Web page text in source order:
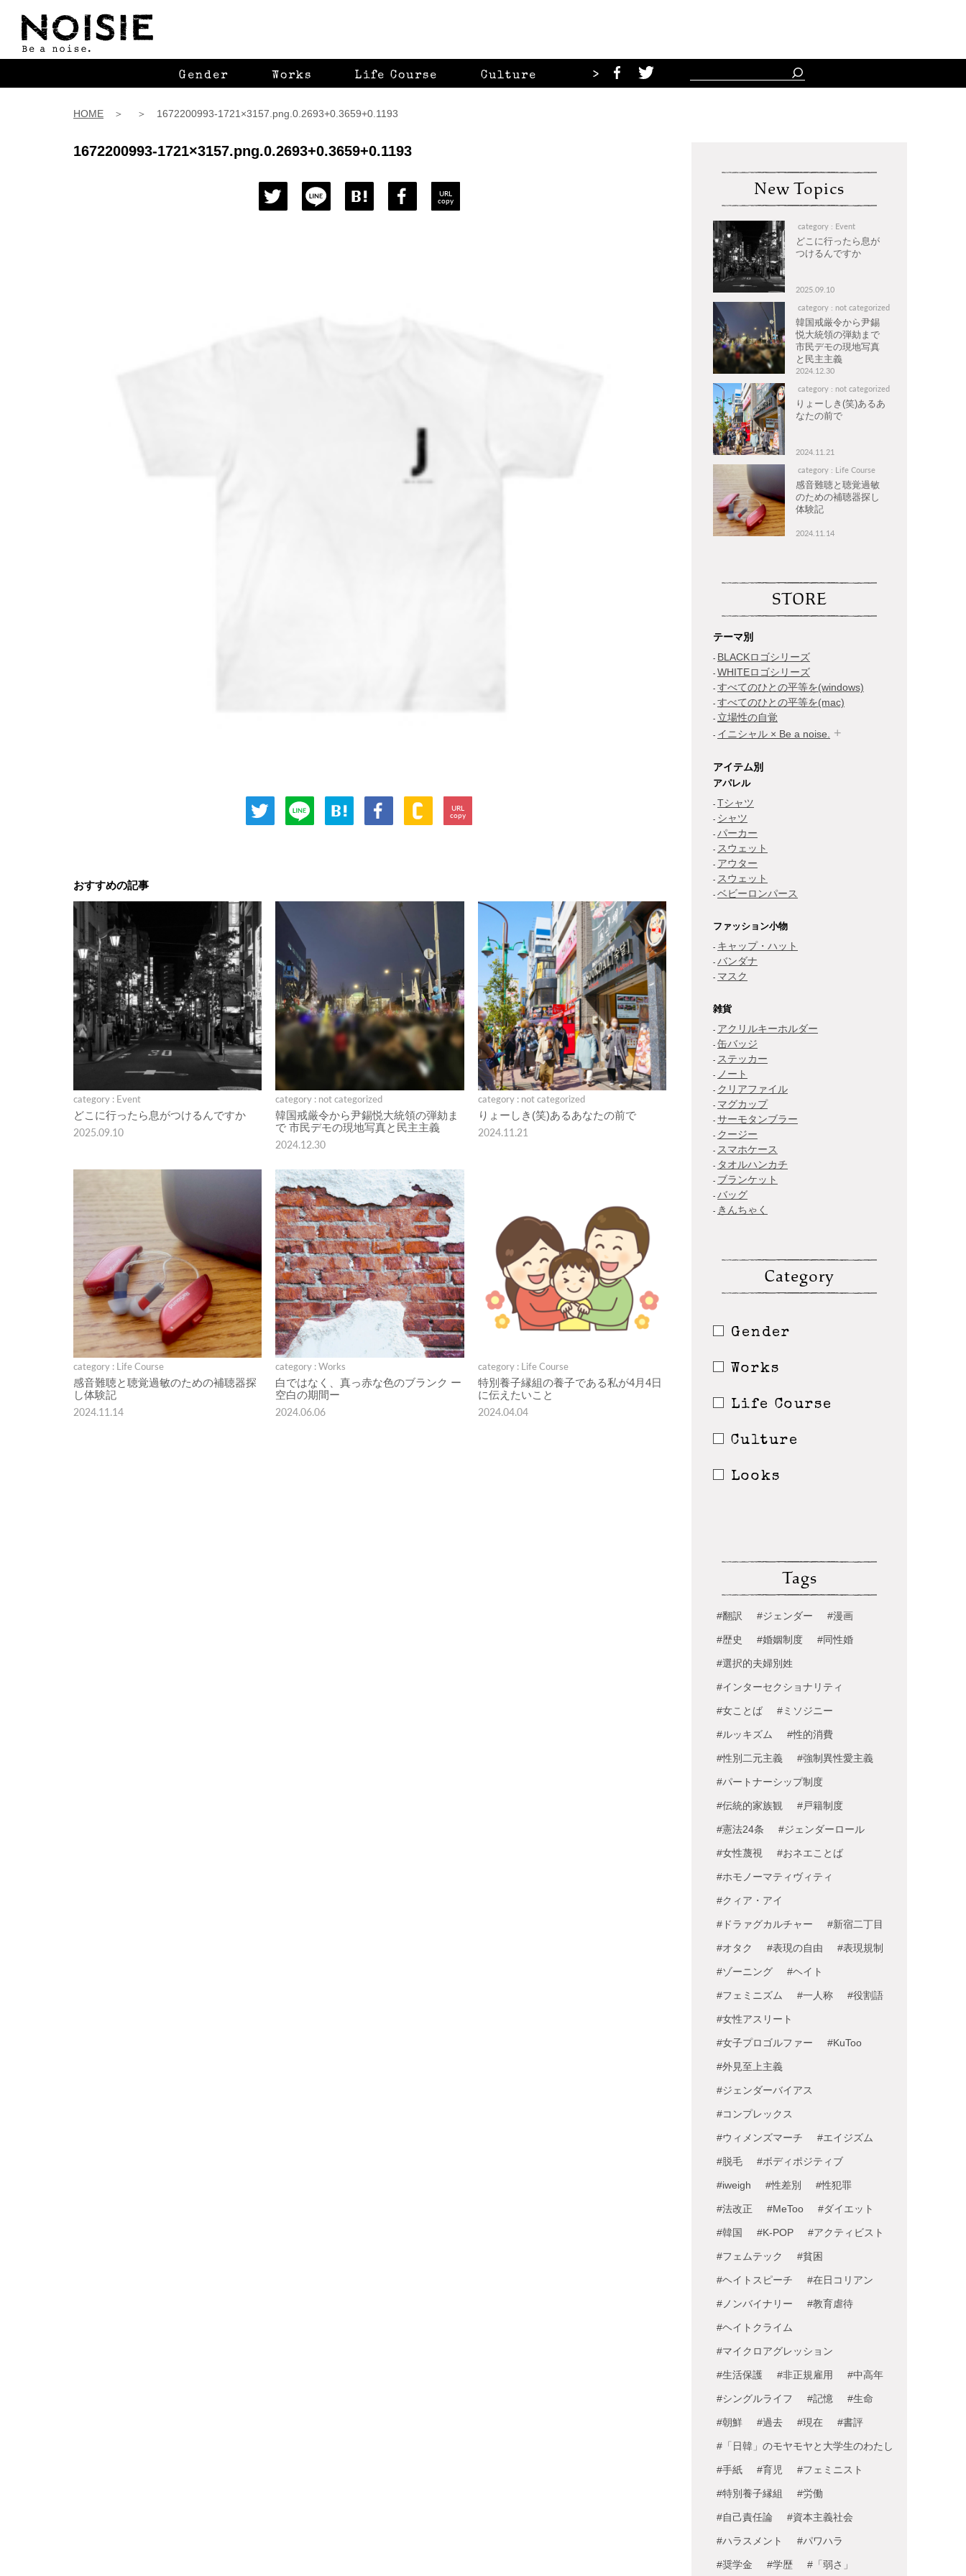
Gender Works Life Course Culture Looks
>
HOME ＞ ＞ 1672200993-1721×3157.png.0.2693+0.3659+0.1193
1672200993-1721×3157.png.0.2693+0.3659+0.1193
URL
copy
URL
copy
おすすめの記事
category : Event
どこに行ったら息がつけるんですか
2025.09.10
category : not categorized
韓国戒厳令から尹錫悦大統領の弾劾ま
で 市民デモの現地写真と民主主義
2024.12.30
category : not categorized
りょーしき(笑)あるあなたの前で
2024.11.21
category : Life Course
感音難聴と聴覚過敏のための補聴器探
し体験記
2024.11.14
category : Works
白ではなく、真っ赤な色のブランク ー
空白の期間ー
2024.06.06
category : Life Course
特別養子縁組の養子である私が4月4日
に伝えたいこと
2024.04.04
New Topics
category : Event
どこに行ったら息が
つけるんですか
2025.09.10
category : not categorized
韓国戒厳令から尹錫
悦大統領の弾劾まで
市民デモの現地写真
と民主主義
2024.12.30
category : not categorized
りょーしき(笑)あるあ
なたの前で
2024.11.21
category : Life Course
感音難聴と聴覚過敏
のための補聴器探し
体験記
2024.11.14
STORE
テーマ別
BLACKロゴシリーズ
WHITEロゴシリーズ
すべてのひとの平等を(windows)
すべてのひとの平等を(mac)
立場性の自覚
イニシャル × Be a noise.
アイテム別
アパレル
Tシャツ
シャツ
パーカー
スウェット
アウター
スウェット
ベビーロンパース
ファッション小物
キャップ・ハット
バンダナ
マスク
雑貨
アクリルキーホルダー
缶バッジ
ステッカー
ノート
クリアファイル
マグカップ
サーモタンブラー
クージー
スマホケース
タオルハンカチ
ブランケット
バッグ
きんちゃく
Category
Gender
Works
Life Course
Culture
Looks
Tags
#翻訳 #ジェンダー #漫画
#歴史 #婚姻制度 #同性婚
#選択的夫婦別姓
#インターセクショナリティ
#女ことば #ミソジニー
#ルッキズム #性的消費
#性別二元主義 #強制異性愛主義
#パートナーシップ制度
#伝統的家族観 #戸籍制度
#憲法24条 #ジェンダーロール
#女性蔑視 #おネエことば
#ホモノーマティヴィティ
#クィア・アイ
#ドラァグカルチャー #新宿二丁目
#オタク #表現の自由 #表現規制
#ゾーニング #ヘイト
#フェミニズム #一人称 #役割語
#女性アスリート
#女子プロゴルファー #KuToo
#外見至上主義
#ジェンダーバイアス
#コンプレックス
#ウィメンズマーチ #エイジズム
#脱毛 #ボディポジティブ
#iweigh #性差別 #性犯罪
#法改正 #MeToo #ダイエット
#韓国 #K-POP #アクティビスト
#フェムテック #貧困
#ヘイトスピーチ #在日コリアン
#ノンバイナリー #教育虐待
#ヘイトクライム
#マイクロアグレッション
#生活保護 #非正規雇用 #中高年
#シングルライフ #記憶 #生命
#朝鮮 #過去 #現在 #書評
#「日韓」のモヤモヤと大学生のわたし
#手紙 #育児 #フェミニスト
#特別養子縁組 #労働
#自己責任論 #資本主義社会
#ハラスメント #パワハラ
#奨学金 #学歴 #「弱さ」